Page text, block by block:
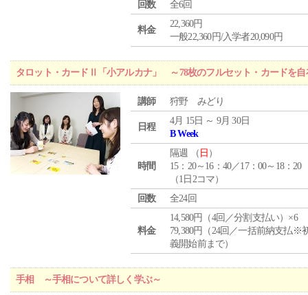
回数 全6回
料金
22,360円
一般22,360円/入学者20,090円
タロット・カードⅡ「小アルカナ」 ～78枚のフルセット・カードを自
講師 狩野 みどり
日程
4月 15日 ～ 9月 30日
B Week
時間
隔週 （ 日 ）
15：20～16：40／17：00～18：20
（1日2コマ）
回数
全24回
料金
14,580円（4回／分割支払い）×6
79,380円（24回／一括前納支払※
義開始前まで）
手相 ～手相について詳しく学ぶ～